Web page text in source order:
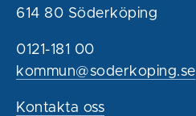
614 80 Söderköping
0121-181 00
kommun@soderkoping.se
Kontakta oss